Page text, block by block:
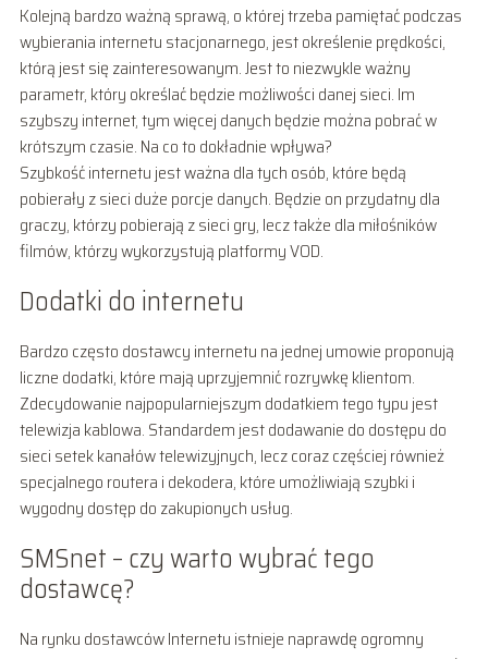
Kolejną bardzo ważną sprawą, o której trzeba pamiętać podczas
wybierania internetu stacjonarnego, jest określenie prędkości,
którą jest się zainteresowanym. Jest to niezwykle ważny
parametr, który określać będzie możliwości danej sieci. Im
szybszy internet, tym więcej danych będzie można pobrać w
krótszym czasie. Na co to dokładnie wpływa?
Szybkość internetu jest ważna dla tych osób, które będą
pobierały z sieci duże porcje danych. Będzie on przydatny dla
graczy, którzy pobierają z sieci gry, lecz także dla miłośników
filmów, którzy wykorzystują platformy VOD.
Dodatki do internetu
Bardzo często dostawcy internetu na jednej umowie proponują
liczne dodatki, które mają uprzyjemnić rozrywkę klientom.
Zdecydowanie najpopularniejszym dodatkiem tego typu jest
telewizja kablowa. Standardem jest dodawanie do dostępu do
sieci setek kanałów telewizyjnych, lecz coraz częściej również
specjalnego routera i dekodera, które umożliwiają szybki i
wygodny dostęp do zakupionych usług.
SMSnet – czy warto wybrać tego
dostawcę?
Na rynku dostawców Internetu istnieje naprawdę ogromny